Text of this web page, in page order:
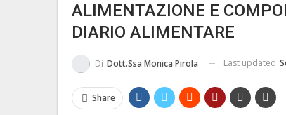
ALIMENTAZIONE E
DIARIO ALIMENTARE
Di Dott.ssa Monica Pirola Last updated
Share